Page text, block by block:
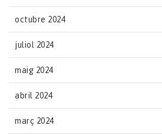
octubre 2024
juliol 2024
maig 2024
abril 2024
març 2024